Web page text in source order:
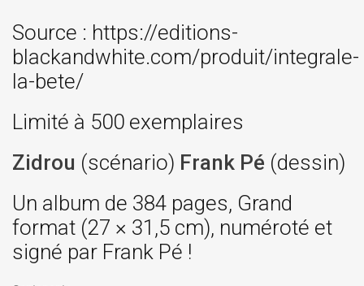
Source : https://editions-
blackandwhite.com/produit/integrale-
la-bete/
Limité à 500 exemplaires
Zidrou (scénario) Frank Pé (dessin)
Un album de 384 pages, Grand
format (27 × 31,5 cm), numéroté et
signé par Frank Pé !